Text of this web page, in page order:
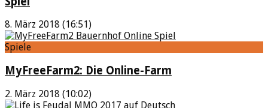
8. März 2018 (16:51)
Spiele
MyFreeFarm2: Die Online-Farm
2. März 2018 (10:02)